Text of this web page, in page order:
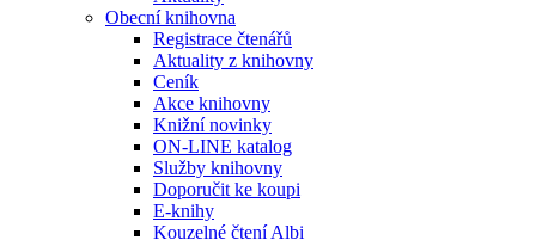
Obecní knihovna
Registrace čtenářů
Aktuality z knihovny
Ceník
Akce knihovny
Knižní novinky
ON-LINE katalog
Služby knihovny
Doporučit ke koupi
E-knihy
Kouzelné čtení Albi